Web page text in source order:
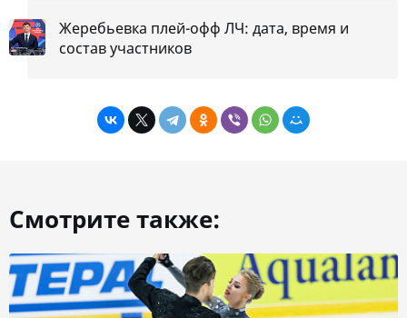
Жеребьевка плей-офф ЛЧ: дата, время и
состав участников
Смотрите также: